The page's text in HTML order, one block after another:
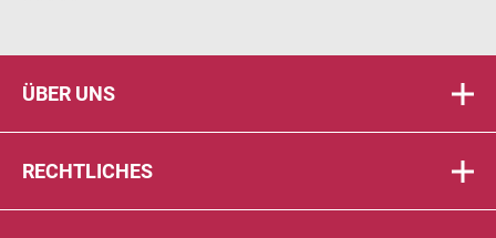
ÜBER UNS
RECHTLICHES